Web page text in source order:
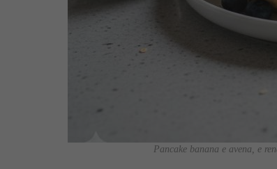
Pancake banana e avena, e